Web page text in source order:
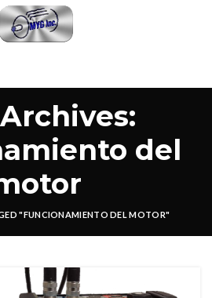
del
"FUNCIONAMIENTO DEL MOTOR"